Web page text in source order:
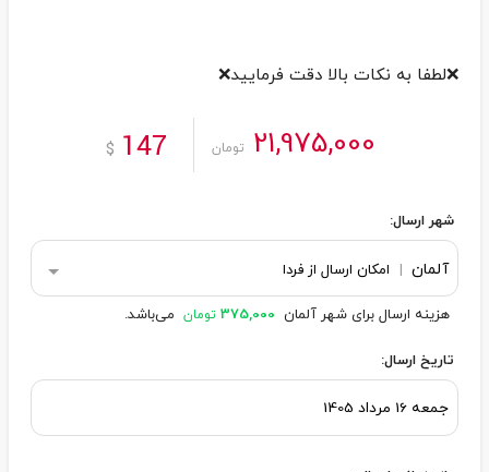
❌لطفا به نکات بالا دقت فرمایید❌
21,975,000 تومان 147
$
شهر ارسال:
آلمان امکان ارسال از فردا
هزینه ارسال برای شهر آلمان 375,000 تومان می‌باشد.
تاریخ ارسال: